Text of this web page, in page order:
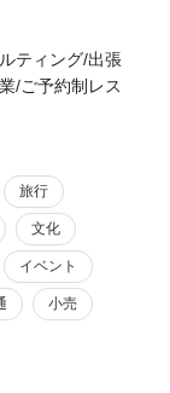
ナー（インタ
格を活用したブ
まいります。
ティング/出張
/ご予約制レス
旅行
文化
イベント
小売